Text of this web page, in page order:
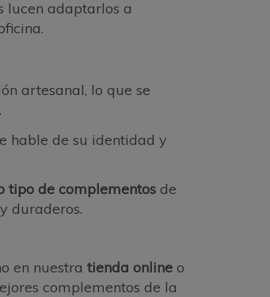
lucen adaptarlos a
artesanal, lo que se
hable de su identidad y
tipo de complementos de
duraderos.
en nuestra tienda online o
complementos de la